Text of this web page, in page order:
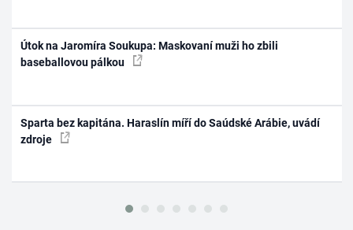
Útok na Jaromíra Soukupa: Maskovaní muži ho zbili
baseballovou pálkou
Sparta bez kapitána. Haraslín míří do Saúdské Arábie, uvádí
zdroje